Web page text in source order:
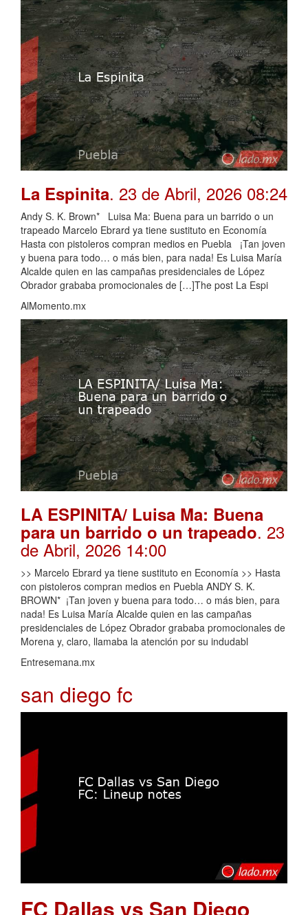
La Espinita. 23 de Abril, 2026 08:24
Andy S. K. Brown* Luisa Ma: Buena para un barrido o un
trapeado Marcelo Ebrard ya tiene sustituto en Economía
Hasta con pistoleros compran medios en Puebla ¡Tan joven
y buena para todo… o más bien, para nada! Es Luisa María
Alcalde quien en las campañas presidenciales de López
Obrador grababa promocionales de […]The post La Espi
AlMomento.mx
LA ESPINITA/ Luisa Ma: Buena
para un barrido o un trapeado. 23
de Abril, 2026 14:00
>> Marcelo Ebrard ya tiene sustituto en Economía >> Hasta
con pistoleros compran medios en Puebla ANDY S. K.
BROWN* ¡Tan joven y buena para todo… o más bien, para
nada! Es Luisa María Alcalde quien en las campañas
presidenciales de López Obrador grababa promocionales de
Morena y, claro, llamaba la atención por su indudabl
Entresemana.mx
san diego fc
FC Dallas vs San Diego